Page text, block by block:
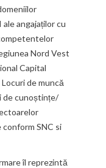
angajaților cu
Nord Vest
Capital
de muncă
de cunoștințe/
SNC si
îl reprezintă